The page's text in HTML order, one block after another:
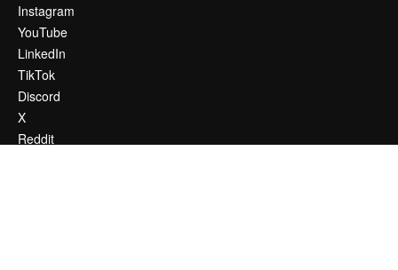
Instagram
YouTube
LinkedIn
TikTok
Discord
X
Reddit